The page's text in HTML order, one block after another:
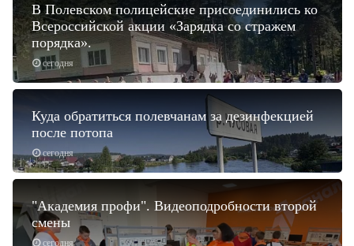
сегодня
В Полевском полицейские присоединились ко
Всероссийской акции «Зарядка со стражем
порядка».
сегодня
Куда обратиться полевчанам за дезинфекцией
после потопа
сегодня
"Академия профи". Видеоподробности второй
смены